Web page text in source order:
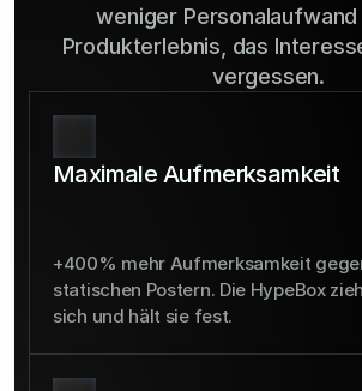
weniger Personalaufwand
Produkterlebnis, das
vergessen.
Maximale Aufmerksamkeit
+400% mehr Aufmerksamkeit
statischen Postern. Die HypeBox
sich und hält sie fest.